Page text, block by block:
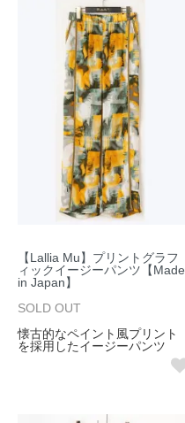
【Lallia Mu】プリントグラフ
ィックイージーパンツ【Made
in Japan】
SOLD OUT
懐古的なペイント風プリント
を採用したイージーパンツ